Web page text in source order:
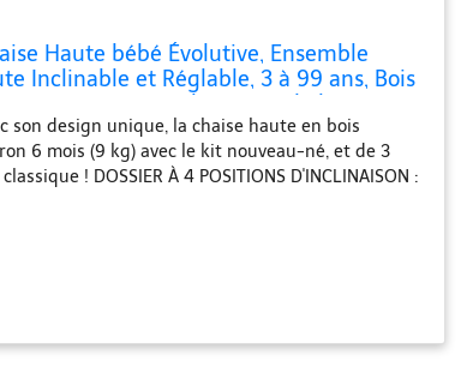
Haute bébé Évolutive, Ensemble
Inclinable et Réglable, 3 à 99 ans, Bois
son design unique, la chaise haute en bois
6 mois (9 kg) avec le kit nouveau-né, et de 3
! DOSSIER À 4 POSITIONS D'INCLINAISON :
nouveau-né (quasiment allongée et
bébé/enfant/adolescent et 1 position adulte
: réglez la position du repose-pieds et/ou de
en fonction de la croissance de votre tout-petit
DURABLE ET MODERNE : le design
de hêtre et un minimum de plastique, ce qui
partout en pensant aux générations futures !